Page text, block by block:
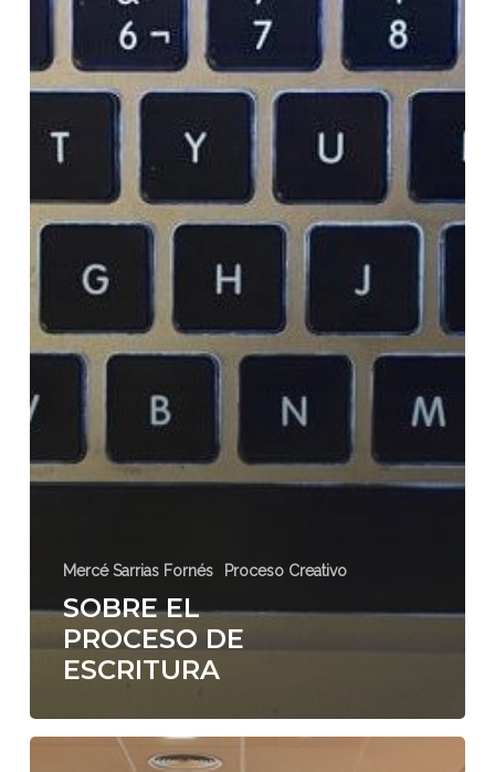
Mercé Sarrias Fornés Proceso Creativo
SOBRE EL
PROCESO DE
ESCRITURA
Agosto